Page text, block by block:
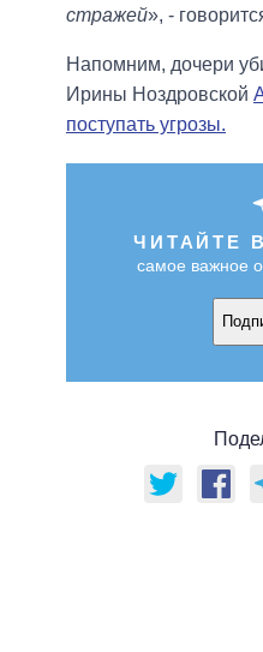
стражей», -
Напомним, дочери
Ирины Ноздровской
поступать угрозы.
ЧИТАЙТЕ В
самое важное